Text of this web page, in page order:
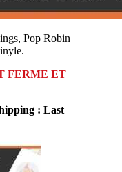
Pop Robin
FERME ET
: Last